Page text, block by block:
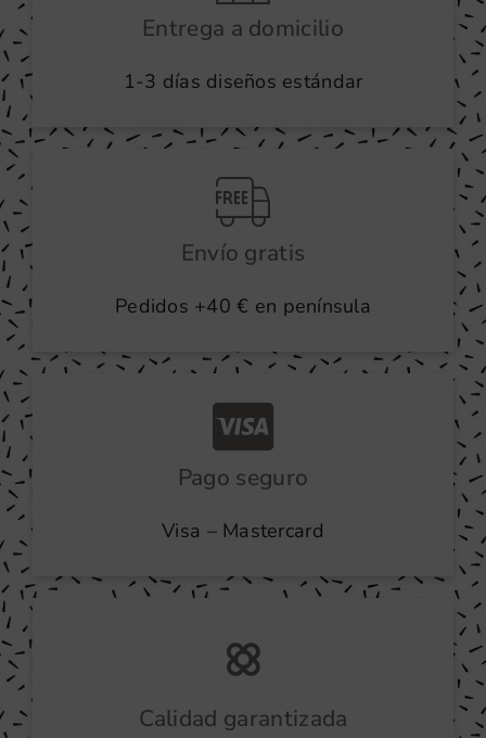
Entrega a domicilio
1-3 días diseños estándar
Envío gratis
Pedidos +40 € en península
Pago seguro
Visa – Mastercard
Calidad garantizada